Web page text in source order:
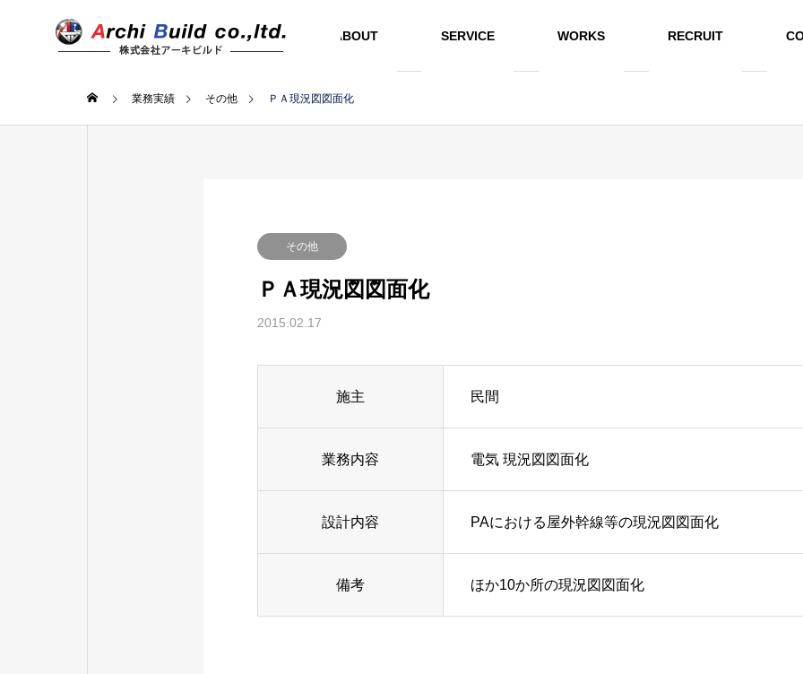
ABOUT SERVICE WORKS RECRUIT
業務実績 その他 ＰＡ現況図図面化
その他
ＰＡ現況図図面化
2015.02.17
施主 民間
業務内容 電気 現況図図面化
設計内容 PAにおける屋外幹線等の現況図図面化
備考 ほか10か所の現況図図面化